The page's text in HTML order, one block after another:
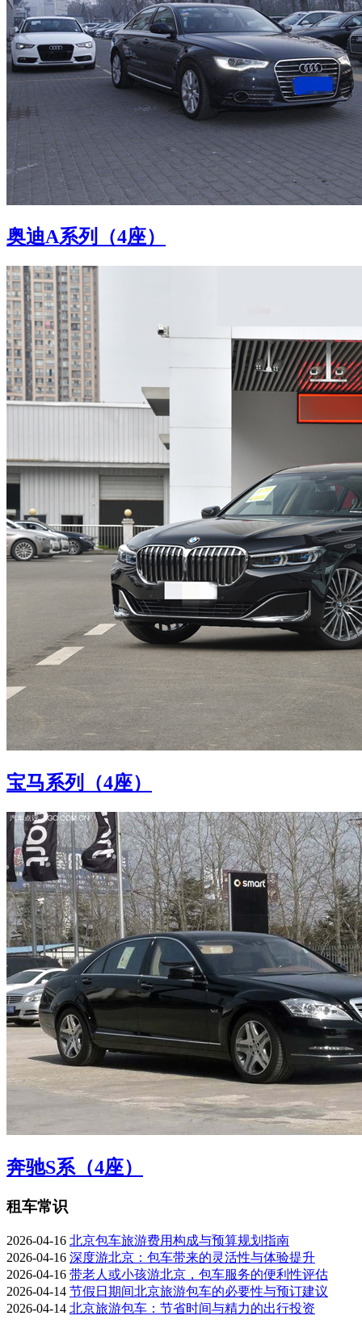
奥迪A系列（4座）
宝马系列（4座）
奔驰S系（4座）
租车常识
2026-04-16 北京包车旅游费用构成与预算规划指南
2026-04-16 深度游北京：包车带来的灵活性与体验提升
2026-04-16 带老人或小孩游北京，包车服务的便利性评估
2026-04-14 节假日期间北京旅游包车的必要性与预订建议
2026-04-14 北京旅游包车：节省时间与精力的出行投资